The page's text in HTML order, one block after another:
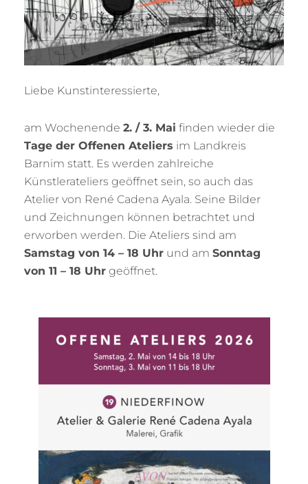
Liebe Kunstinteressierte,
am Wochenende 2. / 3. Mai finden wieder die
Tage der Offenen Ateliers im Landkreis
Barnim statt. Es werden zahlreiche
Künstlerateliers geöffnet sein, so auch das
Atelier von René Cadena Ayala. Seine Bilder
und Zeichnungen können betrachtet und
erworben werden. Die Ateliers sind am
Samstag von 14 – 18 Uhr und am Sonntag
von 11 – 18 Uhr geöffnet.